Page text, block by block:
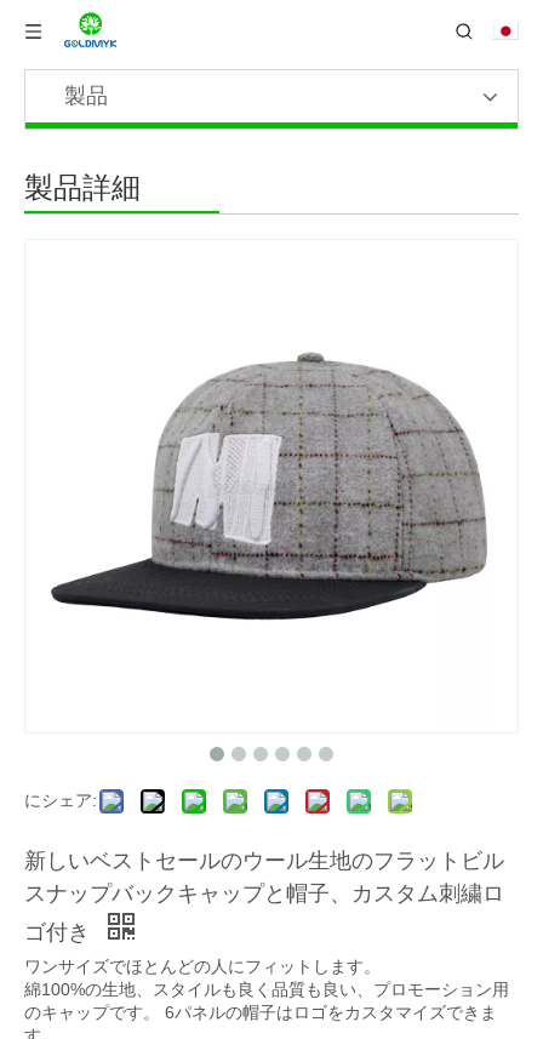
製品
製品詳細
にシェア:
新しいベストセールのウール生地のフラットビル
スナップバックキャップと帽子、カスタム刺繍ロ
ゴ付き
ワンサイズでほとんどの人にフィットします。
綿100%の生地、スタイルも良く品質も良い、プロモーション用
のキャップです。 6パネルの帽子はロゴをカスタマイズできま